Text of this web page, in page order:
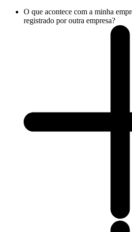
O que acontece com a minha
registrado por outra empresa?